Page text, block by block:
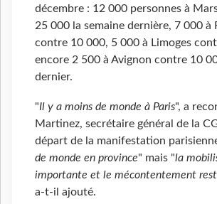
décembre : 12 000 personnes à
25 000 la semaine dernière, 7 000 à
contre 10 000, 5 000 à Limoges
encore 2 500 à Avignon contre 10
dernier.
"Il y a moins de monde à Paris", a
Martinez, secrétaire général de la
départ de la manifestation
de monde en province" mais "la
importante et le mécontentement
a-t-il ajouté.